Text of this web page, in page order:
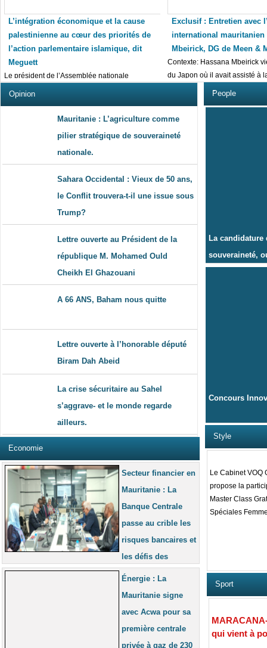
L’intégration économique et la cause
palestinienne au cœur des priorités de
l’action parlementaire islamique, dit
Meguett
Le président de l’Assemblée nationale
mauritanienne M Mohamed Bamba Meguett,
Exclusif : Entretien avec
international mauritanien
Mbeirick, DG de Meen &
Contexte: Hassana Mbeirick
du Japon où il avait assisté à
َPeople
La candidature
souveraineté,
Concours
Opinion
Mauritanie : L’agriculture comme
pilier stratégique de souveraineté
nationale.
Sahara Occidental : Vieux de 50 ans,
le Conflit trouvera-t-il une issue sous
Trump?
Lettre ouverte au Président de la
république M. Mohamed Ould
Cheikh El Ghazouani
A 66 ANS, Baham nous quitte
Lettre ouverte à l’honorable député
Biram Dah Abeid
La crise sécuritaire au Sahel
s’aggrave- et le monde regarde
ailleurs.
Style
Le Cabinet VOQ
propose la
Master Class
Spéciales
Economie
Secteur financier en
Mauritanie : La
Banque Centrale
passe au crible les
risques bancaires et
les défis des
assurances
Énergie : La
Mauritanie signe
avec Acwa pour sa
première centrale
privée à gaz de 230
Sport
qui vient à